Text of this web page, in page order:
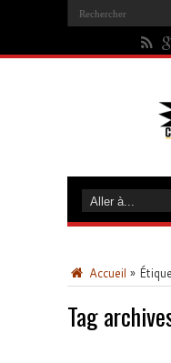
Accueil »
Tag